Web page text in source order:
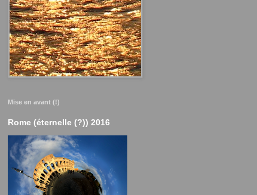
Mise en avant (!)
Rome (éternelle (?)) 2016